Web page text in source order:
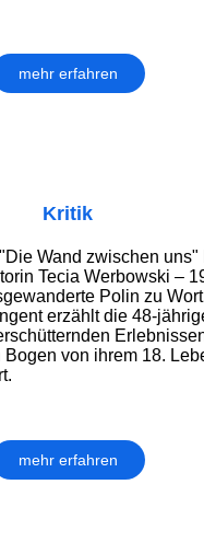
mehr erfahren
Kritik
Wand zwischen uns"
Tecia Werbowski –
Polin zu
erzählt die 48-
von ihrem 18.
mehr erfahren